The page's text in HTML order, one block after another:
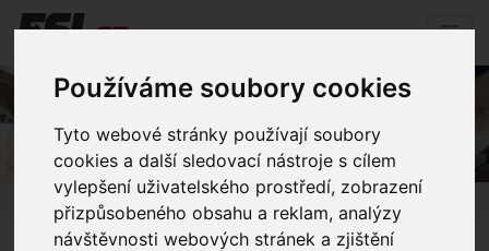
Používáme soubory cookies
Tyto webové stránky používají soubory
cookies a další sledovací nástroje s cílem
vylepšení uživatelského prostředí, zobrazení
přizpůsobeného obsahu a reklam, analýzy
návštěvnosti webových stránek a zjištění
zúžená rampa2
Mediální soubory zúžená rampa2